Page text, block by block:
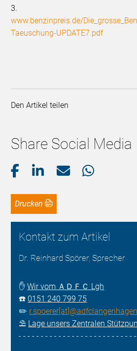
3.
www.benzinpreis.de/
Taeuschung-UPDATE7.pdf
Den Artikel teilen
Share Social Media
Drucken
Kontakt zum Artikel
Dr. Reinhard Spörer, Sprecher
✋Wir vom ＡＤＦＣ Lgh
☎️ 0151 240 799 75
✏️
⛱️ Lage unsers Zentralen
- - - - - - - - - - - - - - - - - - - - - - - - - -